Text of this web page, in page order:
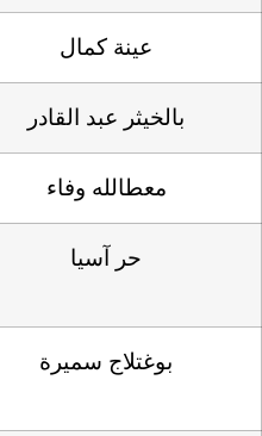
عينة كمال
بالخيثر عبد القادر
معطالله وفاء
حر آسيا
بوغتلاج سميرة